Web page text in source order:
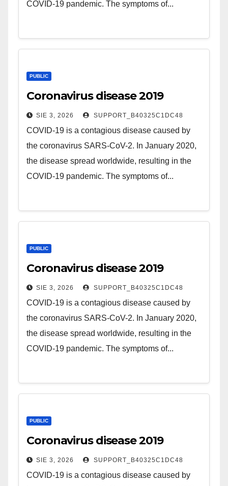
COVID-19 pandemic. The symptoms of...
PUBLIC
Coronavirus disease 2019
SIE 3, 2026 SUPPORT_B40325C1DC48
COVID-19 is a contagious disease caused by
the coronavirus SARS-CoV-2. In January 2020,
the disease spread worldwide, resulting in the
COVID-19 pandemic. The symptoms of...
PUBLIC
Coronavirus disease 2019
SIE 3, 2026 SUPPORT_B40325C1DC48
COVID-19 is a contagious disease caused by
the coronavirus SARS-CoV-2. In January 2020,
the disease spread worldwide, resulting in the
COVID-19 pandemic. The symptoms of...
PUBLIC
Coronavirus disease 2019
SIE 3, 2026 SUPPORT_B40325C1DC48
COVID-19 is a contagious disease caused by